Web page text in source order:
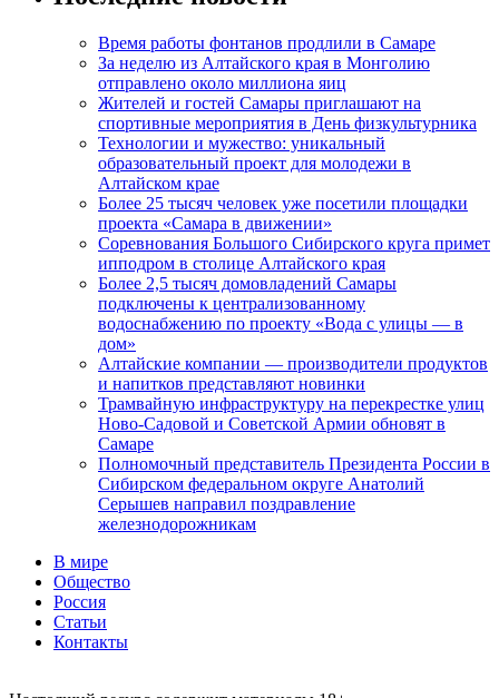
Время работы фонтанов продлили в Самаре
За неделю из Алтайского края в Монголию
отправлено около миллиона яиц
Жителей и гостей Самары приглашают на
спортивные мероприятия в День физкультурника
Технологии и мужество: уникальный
образовательный проект для молодежи в
Алтайском крае
Более 25 тысяч человек уже посетили площадки
проекта «Самара в движении»
Соревнования Большого Сибирского круга примет
ипподром в столице Алтайского края
Более 2,5 тысяч домовладений Самары
подключены к централизованному
водоснабжению по проекту «Вода с улицы — в
дом»
Алтайские компании — производители продуктов
и напитков представляют новинки
Трамвайную инфраструктуру на перекрестке улиц
Ново-Садовой и Советской Армии обновят в
Самаре
Полномочный представитель Президента России в
Сибирском федеральном округе Анатолий
Серышев направил поздравление
железнодорожникам
В мире
Общество
Россия
Статьи
Контакты